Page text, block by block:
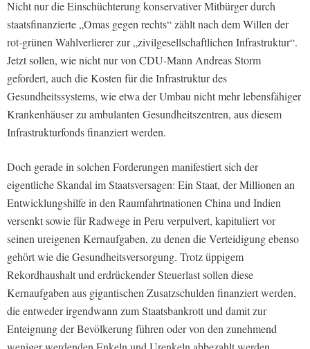
Nicht nur die Einschüchterung konservativer Mitbürger durch
staatsfinanzierte „Omas gegen rechts“ zählt nach dem Willen der
rot-grünen Wahlverlierer zur „zivilgesellschaftlichen Infrastruktur“.
Jetzt sollen, wie nicht nur von CDU-Mann Andreas Storm
gefordert, auch die Kosten für die Infrastruktur des
Gesundheitssystems, wie etwa der Umbau nicht mehr lebensfähiger
Krankenhäuser zu ambulanten Gesundheitszentren, aus diesem
Infrastrukturfonds finanziert werden.
Doch gerade in solchen Forderungen manifestiert sich der
eigentliche Skandal im Staatsversagen: Ein Staat, der Millionen an
Entwicklungshilfe in den Raumfahrtnationen China und Indien
versenkt sowie für Radwege in Peru verpulvert, kapituliert vor
seinen ureigenen Kernaufgaben, zu denen die Verteidigung ebenso
gehört wie die Gesundheitsversorgung. Trotz üppigem
Rekordhaushalt und erdrückender Steuerlast sollen diese
Kernaufgaben aus gigantischen Zusatzschulden finanziert werden,
die entweder irgendwann zum Staatsbankrott und damit zur
Enteignung der Bevölkerung führen oder von den zunehmend